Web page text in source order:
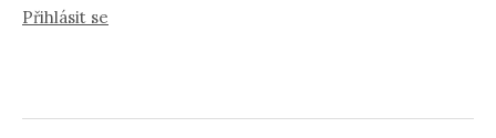
Přihlásit se